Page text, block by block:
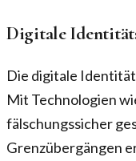
Digitale
Die digitale
Mit Technologien
fälschungssicher
Grenzübergängen